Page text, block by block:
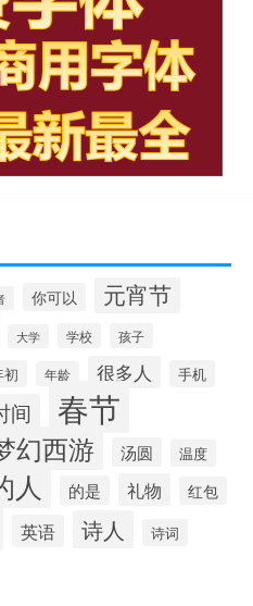
你可以 元宵节
大学 学校 孩子
初 年龄 很多人
手机
间 春节
幻西游 汤圆 温度
人 的是 礼物 红包
英语 诗人 诗词